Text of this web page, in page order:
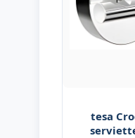
tesa